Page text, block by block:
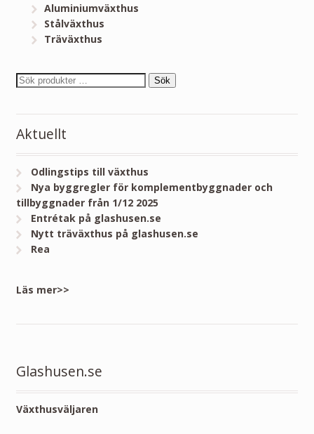
Aluminiumväxthus
Stålväxthus
Träväxthus
Sök
Aktuellt
Odlingstips till växthus
Nya byggregler för komplementbyggnader och
tillbyggnader från 1/12 2025
Entrétak på glashusen.se
Nytt träväxthus på glashusen.se
Rea
Läs mer>>
Glashusen.se
Växthusväljaren